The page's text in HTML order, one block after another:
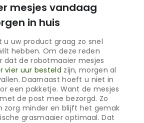
mesjes vandaag
in huis
u uw product graag zo snel
hebben. Om deze reden
dat de robotmaaier mesjes
vier uur besteld zijn, morgen al
Daarnaast hoeft u niet in
een pakketje. Want de mesjes
de post mee bezorgd. Zo
zorg minder en blijft het gemak
grasmaaier optimaal. Dat